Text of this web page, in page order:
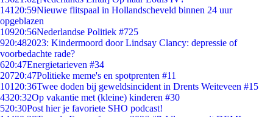
141 20:59Nieuwe flitspaal in Hollandscheveld binnen 24 uur
opgeblazen
10920:56Nederlandse Politiek #725
920:482023: Kindermoord door Lindsay Clancy: depressie of
voorbedachte rade?
620:47Energietarieven #34
20720:47Politieke meme's en spotprenten #11
101 20:36Twee doden bij geweldsincident in Drents Weiteveen #15
4320:32Op vakantie met (kleine) kinderen #30
520:30Post hier je favoriete SHO podcast!